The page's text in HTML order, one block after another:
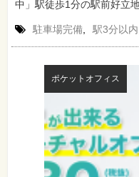
中」駅徒歩1分の駅前好立
駐車場完備 駅3分以内
ポケットオフィス